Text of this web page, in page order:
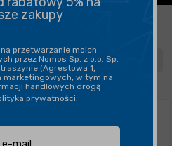
1 2 3
zakupy
przetwarzanie moich
przez Nomos Sp. z o.o. Sp.
(Agrestowa 1,
marketingowych, w tym na
handlowych drogą
prywatności.